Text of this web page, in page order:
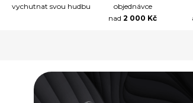
vychutnat svou hudbu
objednávce
nad2 000 Kč